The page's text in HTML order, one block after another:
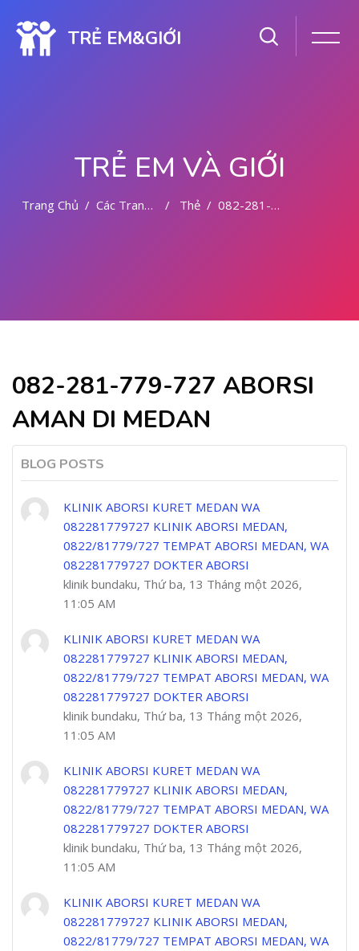
TRẺ EM&GIỚI
TRẺ EM VÀ GIỚI
Trang Chủ Các Trang Của Hệ Thống Thẻ 082-281-779-727 ABORSI AMAN DI MEDAN
082-281-779-727 ABORSI
AMAN DI MEDAN
BLOG POSTS
KLINIK ABORSI KURET MEDAN WA
082281779727 KLINIK ABORSI MEDAN,
0822/81779/727 TEMPAT ABORSI MEDAN, WA
082281779727 DOKTER ABORSI
klinik bundaku, Thứ ba, 13 Tháng một 2026,
11:05 AM
KLINIK ABORSI KURET MEDAN WA
082281779727 KLINIK ABORSI MEDAN,
0822/81779/727 TEMPAT ABORSI MEDAN, WA
082281779727 DOKTER ABORSI
klinik bundaku, Thứ ba, 13 Tháng một 2026,
11:05 AM
KLINIK ABORSI KURET MEDAN WA
082281779727 KLINIK ABORSI MEDAN,
0822/81779/727 TEMPAT ABORSI MEDAN, WA
082281779727 DOKTER ABORSI
klinik bundaku, Thứ ba, 13 Tháng một 2026,
11:05 AM
KLINIK ABORSI KURET MEDAN WA
082281779727 KLINIK ABORSI MEDAN,
0822/81779/727 TEMPAT ABORSI MEDAN, WA